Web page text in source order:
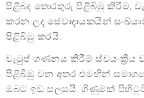
පිළිබඳ තොරතුරු පිළිබිඹු කිරීම,
කරන ලද සේවාදායකයින්
පිළිබිඹු කරයි.
වැටුප් ගණනය කිරීම් ස්වයංක්‍රීය
පිළිබිඹු වන අතර එමඟින්
ඔබට ඉඩ සලසයි. ගිණුමක්